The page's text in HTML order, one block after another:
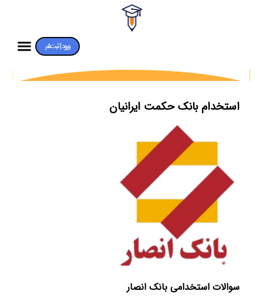
ورود | ثبت‌نام
استخدام بانک حکمت ایرانیان
سوالات استخدامی بانک انصار